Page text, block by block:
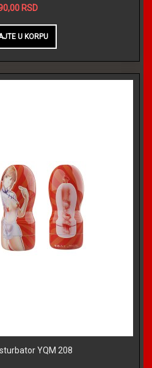
RSD
YQM 208